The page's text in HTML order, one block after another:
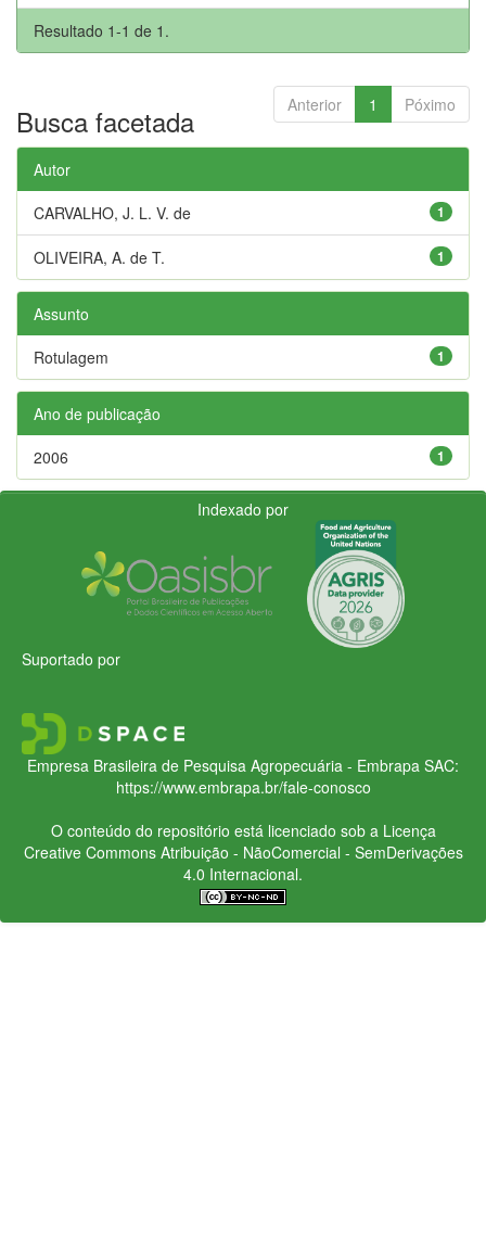
Resultado 1-1 de 1.
Anterior 1 Póximo
Busca facetada
Autor
1
CARVALHO, J. L. V. de
1
OLIVEIRA, A. de T.
Assunto
1
Rotulagem
Ano de publicação
1
2006
Indexado por
Suportado por
Empresa Brasileira de Pesquisa Agropecuária - Embrapa SAC:
https://www.embrapa.br/fale-conosco
O conteúdo do repositório está licenciado sob a Licença
Creative CommonsAtribuição - NãoComercial - SemDerivações
4.0 Internacional.